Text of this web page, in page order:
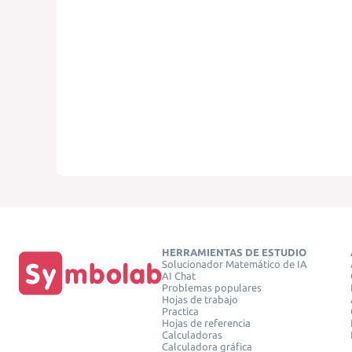
HERRAMIENTAS DE ESTUDIO
Solucionador Matemático de IA
AI Chat
Problemas populares
Hojas de trabajo
Practica
Hojas de referencia
Calculadoras
Calculadora gráfica